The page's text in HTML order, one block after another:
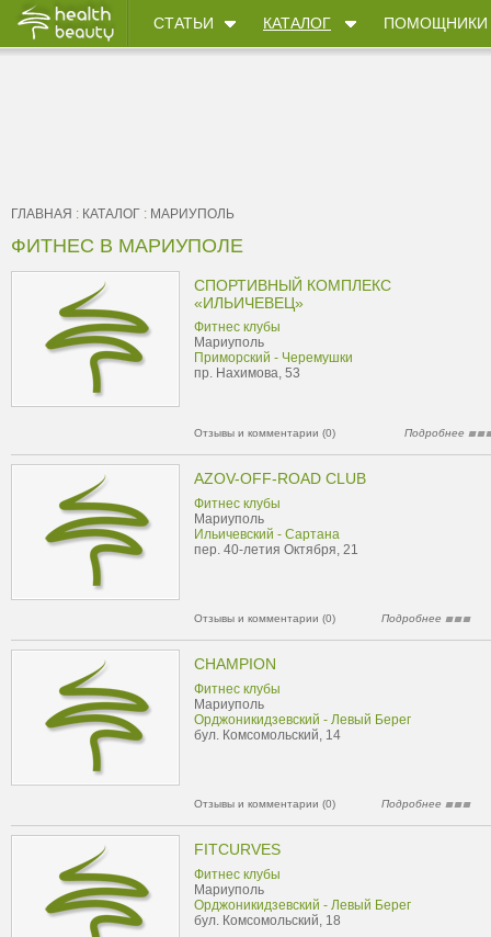
СТАТЬИ КАТАЛОГ ПОМОЩНИКИ
ГЛАВНАЯ : КАТАЛОГ : МАРИУПОЛЬ
ФИТНЕС В МАРИУПОЛЕ
СПОРТИВНЫЙ КОМПЛЕКС
«ИЛЬИЧЕВЕЦ»
Фитнес клубы
Мариуполь
Приморский - Черемушки
пр. Нахимова, 53
Отзывы и комментарии (0) Подробнее
AZOV-OFF-ROAD CLUB
Фитнес клубы
Мариуполь
Ильичевский - Сартана
пер. 40-летия Октября, 21
Отзывы и комментарии (0) Подробнее
CHAMPION
Фитнес клубы
Мариуполь
Орджоникидзевский - Левый Берег
бул. Комсомольский, 14
Отзывы и комментарии (0) Подробнее
FITСURVES
Фитнес клубы
Мариуполь
Орджоникидзевский - Левый Берег
бул. Комсомольский, 18